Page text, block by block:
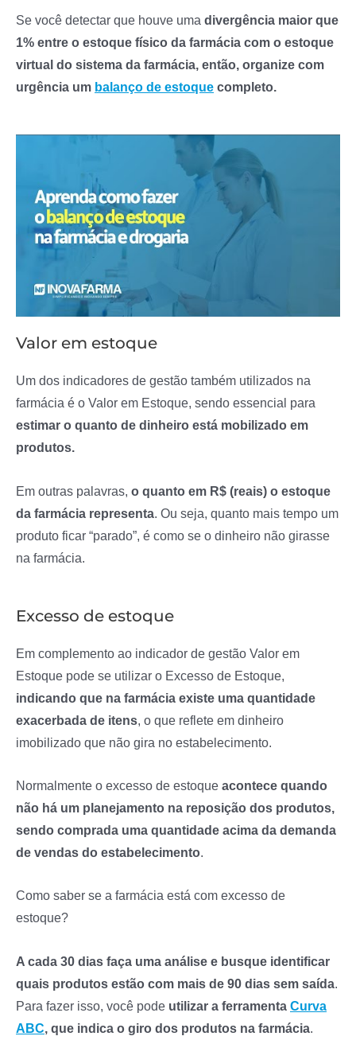
Se você detectar que houve uma divergência maior que
1% entre o estoque físico da farmácia com o estoque
virtual do sistema da farmácia, então, organize com
urgência um balanço de estoque completo.
Valor em estoque
Um dos indicadores de gestão também utilizados na
farmácia é o Valor em Estoque, sendo essencial para
estimar o quanto de dinheiro está mobilizado em
produtos.
Em outras palavras, o quanto em R$ (reais) o estoque
da farmácia representa . Ou seja, quanto mais tempo um
produto ficar “parado”, é como se o dinheiro não girasse
na farmácia.
Excesso de estoque
Em complemento ao indicador de gestão Valor em
Estoque pode se utilizar o Excesso de Estoque,
indicando que na farmácia existe uma quantidade
exacerbada de itens, o que reflete em dinheiro
imobilizado que não gira no estabelecimento.
Normalmente o excesso de estoque acontece quando
não há um planejamento na reposição dos produtos,
sendo comprada uma quantidade acima da demanda
de vendas do estabelecimento.
Como saber se a farmácia está com excesso de
estoque?
A cada 30 dias faça uma análise e busque identificar
quais produtos estão com mais de 90 dias sem saída
Para fazer isso, você pode utilizar a ferramenta Curva
ABC , que indica o giro dos produtos na farmácia